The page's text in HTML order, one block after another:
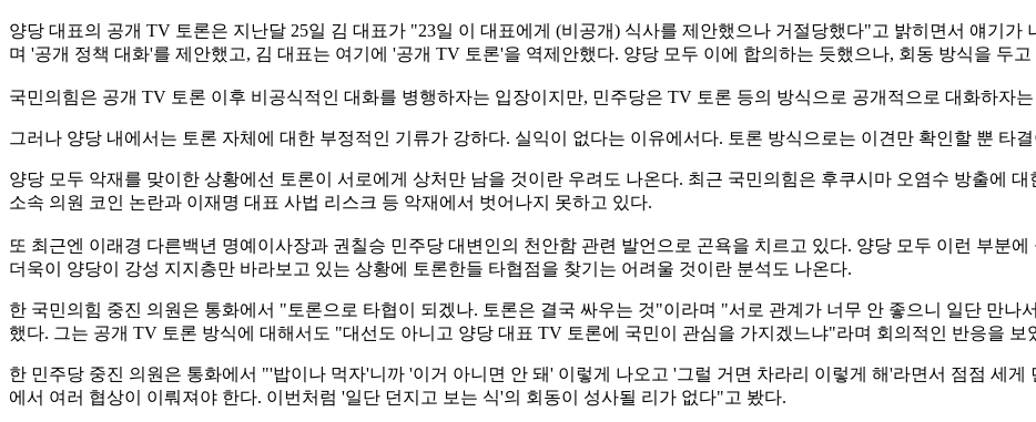
양당 대표의 공개 TV 토론은 지난달 25일 김 대표가 "23일 이 대표에게 (비공개) 식사를 제안했으나 거절당했다"고 밝히면서 얘기가
며 '공개 정책 대화'를 제안했고, 김 대표는 여기에 '공개 TV 토론'을 역제안했다. 양당 모두 이에 합의하는 듯했으나, 회동 방식을 두
국민의힘은 공개 TV 토론 이후 비공식적인 대화를 병행하자는 입장이지만, 민주당은 TV 토론 등의 방식으로 공개적으로 대화하자
그러나 양당 내에서는 토론 자체에 대한 부정적인 기류가 강하다. 실익이 없다는 이유에서다. 토론 방식으로는 이견만 확인할 뿐 타
양당 모두 악재를 맞이한 상황에선 토론이 서로에게 상처만 남을 것이란 우려도 나온다. 최근 국민의힘은 후쿠시마 오염수 방출에
소속 의원 코인 논란과 이재명 대표 사법 리스크 등 악재에서 벗어나지 못하고 있다.
또 최근엔 이래경 다른백년 명예이사장과 권칠승 민주당 대변인의 천안함 관련 발언으로 곤욕을 치르고 있다. 양당 모두 이런 부분
더욱이 양당이 강성 지지층만 바라보고 있는 상황에 토론한들 타협점을 찾기는 어려울 것이란 분석도 나온다.
한 국민의힘 중진 의원은 통화에서 "토론으로 타협이 되겠나. 토론은 결국 싸우는 것"이라며 "서로 관계가 너무 안 좋으니 일단 만나
했다. 그는 공개 TV 토론 방식에 대해서도 "대선도 아니고 양당 대표 TV 토론에 국민이 관심을 가지겠느냐"라며 회의적인 반응을 보
한 민주당 중진 의원은 통화에서 "'밥이나 먹자'니까 '이거 아니면 안 돼' 이렇게 나오고 '그럴 거면 차라리 이렇게 해'라면서 점점 세
에서 여러 협상이 이뤄져야 한다. 이번처럼 '일단 던지고 보는 식'의 회동이 성사될 리가 없다"고 봤다.